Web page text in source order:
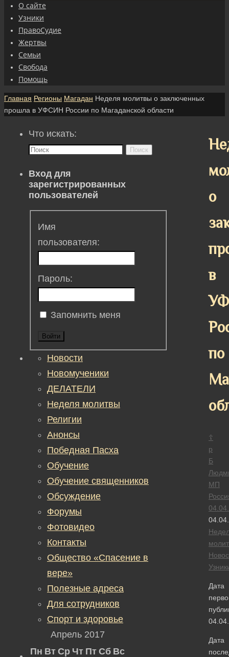
О сайте
Узники
ПравоСудие
Жертвы
Семьи
Свобода
Помощь
Главная Регионы Магадан Неделя молитвы о заключенных
прошла в УФСИН России по Магаданской области
о
в
по
☦
р
Б
МП
Дата
Дата
Что искать:
Поиск
Вход для
зарегистрированных
пользователей
Имя
пользователя:
Пароль:
Запомнить меня
Войти
Новости
Новомученики
ДЕЛАТЕЛИ
Неделя молитвы
Религии
Анонсы
Победная Пасха
Обучение
Обучение священников
Обсуждение
Форумы
Фотовидео
Контакты
Общество «Спасение в
вере»
Полезные адреса
Для сотрудников
Спорт и здоровье
Апрель 2017
Пн Вт Ср Чт Пт Сб Вс